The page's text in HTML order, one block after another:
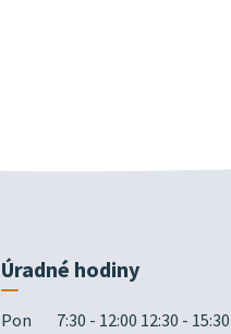
Úradné hodiny
Pon
7:30 - 12:00 12:30 - 15:30